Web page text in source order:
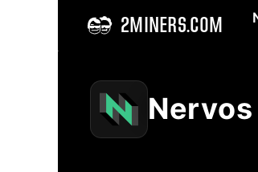
2MINERS.COM
Nervos